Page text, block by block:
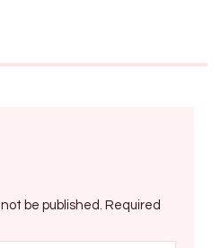
be published. Required